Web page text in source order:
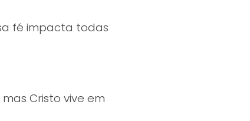
fé impacta todas
Cristo vive em